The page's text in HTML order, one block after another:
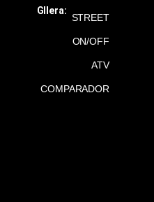
GIlera:
STREET
ON/OFF
ATV
COMPARADOR